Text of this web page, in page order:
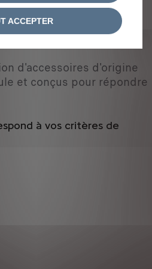
d'accessoires d'origine
et conçus pour répondre
à vos critères de
ACCEPTER